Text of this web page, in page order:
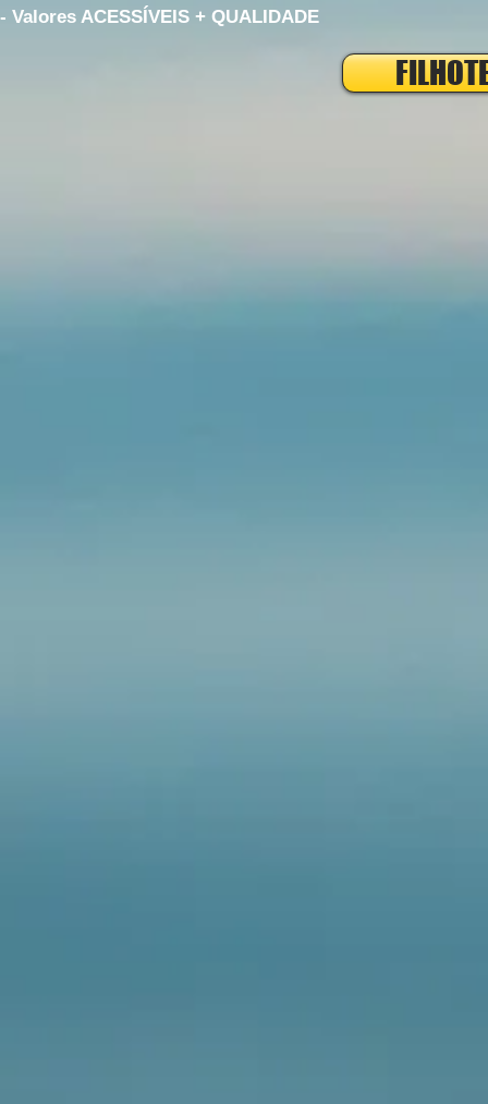
- Valores ACESSÍVEIS + QUALIDADE